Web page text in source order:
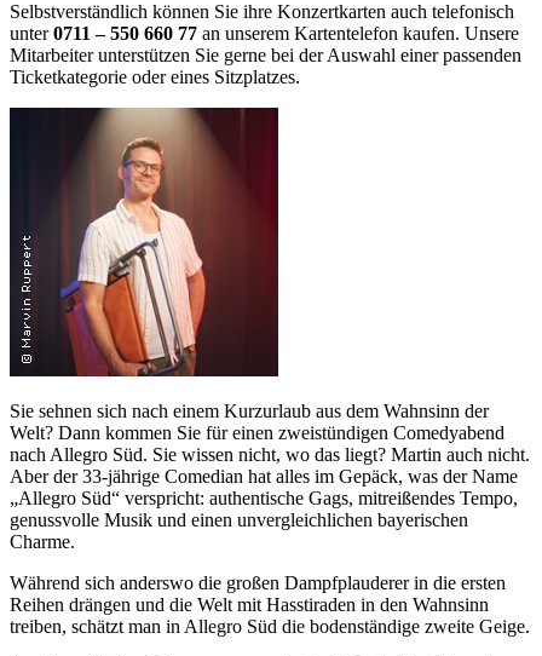
Selbstverständlich können Sie ihre Konzertkarten auch telefonisch
unter0711 – 550 660 77 an unserem Kartentelefon kaufen. Unsere
Mitarbeiter unterstützen Sie gerne bei der Auswahl einer passenden
Ticketkategorie oder eines Sitzplatzes.
Sie sehnen sich nach einem Kurzurlaub aus dem Wahnsinn der
Welt? Dann kommen Sie für einen zweistündigen Comedyabend
nach Allegro Süd. Sie wissen nicht, wo das liegt? Martin auch nicht.
Aber der 33-jährige Comedian hat alles im Gepäck, was der Name
„Allegro Süd“ verspricht: authentische Gags, mitreißendes Tempo,
genussvolle Musik und einen unvergleichlichen bayerischen
Charme.
Während sich anderswo die großen Dampfplauderer in die ersten
Reihen drängen und die Welt mit Hasstiraden in den Wahnsinn
treiben, schätzt man in Allegro Süd die bodenständige zweite Geige.